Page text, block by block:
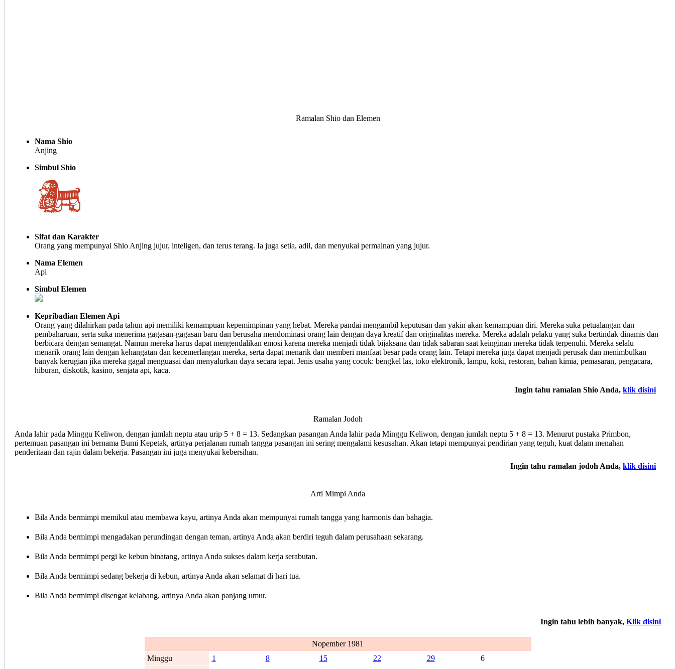
Ramalan Shio dan Elemen
Nama Shio
Anjing
Simbul Shio
Sifat dan Karakter
Orang yang mempunyai Shio Anjing jujur, inteligen, dan terus terang. Ia juga setia, adil, dan menyukai permainan yang jujur.
Nama Elemen
Api
Simbul Elemen
Kepribadian Elemen Api
Orang yang dilahirkan pada tahun api memiliki kemampuan kepemimpinan yang hebat. Mereka pandai mengambil keputusan dan yakin akan kemampuan diri. Mereka suka petualangan dan
pembaharuan, serta suka menerima gagasan-gagasan baru dan berusaha mendominasi orang lain dengan daya kreatif dan originalitas mereka. Mereka adalah pelaku yang suka bertindak dinamis dan
berbicara dengan semangat. Namun mereka harus dapat mengendalikan emosi karena mereka menjadi tidak bijaksana dan tidak sabaran saat keinginan mereka tidak terpenuhi. Mereka selalu
menarik orang lain dengan kehangatan dan kecemerlangan mereka, serta dapat menarik dan memberi manfaat besar pada orang lain. Tetapi mereka juga dapat menjadi perusak dan menimbulkan
banyak kerugian jika mereka gagal menguasai dan menyalurkan daya secara tepat. Jenis usaha yang cocok: bengkel las, toko elektronik, lampu, koki, restoran, bahan kimia, pemasaran, pengacara,
hiburan, diskotik, kasino, senjata api, kaca.
Ingin tahu ramalan Shio Anda, klik disini
Ramalan Jodoh
Anda lahir pada Minggu Keliwon, dengan jumlah neptu atau urip 5 + 8 = 13. Sedangkan pasangan Anda lahir pada Minggu Keliwon, dengan jumlah neptu 5 + 8 = 13. Menurut pustaka Primbon,
pertemuan pasangan ini bernama Bumi Kepetak, artinya perjalanan rumah tangga pasangan ini sering mengalami kesusahan. Akan tetapi mempunyai pendirian yang teguh, kuat dalam menahan
penderitaan dan rajin dalam bekerja. Pasangan ini juga menyukai kebersihan.
Ingin tahu ramalan jodoh Anda, klik disini
Arti Mimpi Anda
Bila Anda bermimpi memikul atau membawa kayu, artinya Anda akan mempunyai rumah tangga yang harmonis dan bahagia.
Bila Anda bermimpi mengadakan perundingan dengan teman, artinya Anda akan berdiri teguh dalam perusahaan sekarang.
Bila Anda bermimpi pergi ke kebun binatang, artinya Anda sukses dalam kerja serabutan.
Bila Anda bermimpi sedang bekerja di kebun, artinya Anda akan selamat di hari tua.
Bila Anda bermimpi disengat kelabang, artinya Anda akan panjang umur.
Ingin tahu lebih banyak, Klik disini
Nopember 1981
Minggu
1 8 15 22 29
6